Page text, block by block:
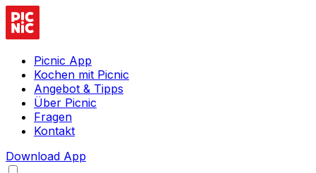
Picnic App
Kochen mit Picnic
Angebot & Tipps
Über Picnic
Fragen
Kontakt
Download App